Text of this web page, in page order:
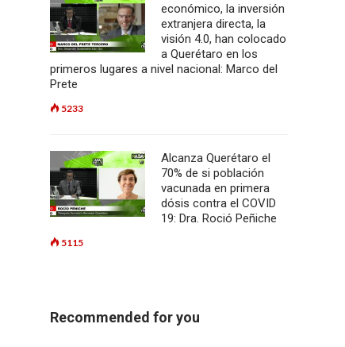
económico, la inversión
extranjera directa, la
visión 4.0, han colocado
a Querétaro en los
primeros lugares a nivel nacional: Marco del
Prete
5233
Alcanza Querétaro el
70% de si población
vacunada en primera
dósis contra el COVID
19: Dra. Roció Peñiche
5115
Recommended for you